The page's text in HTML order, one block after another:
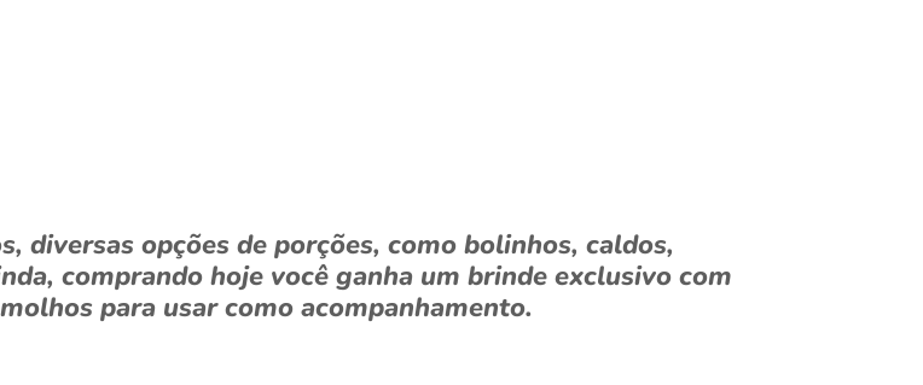
diversas opções de porções, como bolinhos, caldos,
comprando hoje você ganha um brinde exclusivo com
para usar como acompanhamento.